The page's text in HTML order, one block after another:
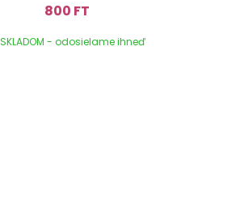
800 FT
SKLADOM - odosielame ihneď